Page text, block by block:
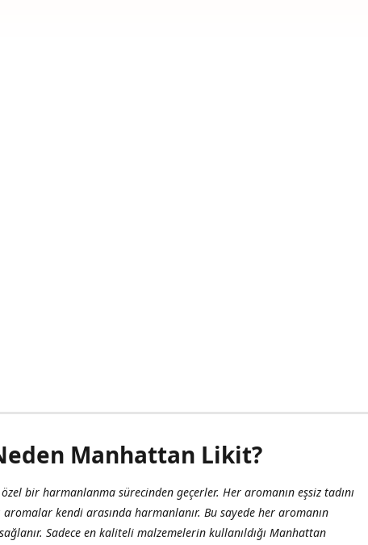
Manhattan Likit?
bir harmanlanma sürecinden geçerler. Her aromanın eşsiz tadını
kendi arasında harmanlanır. Bu sayede her aromanın
Sadece en kaliteli malzemelerin kullanıldığı Manhattan